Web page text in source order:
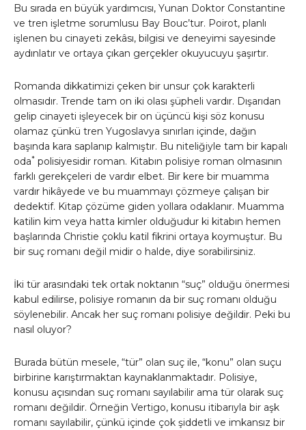
Bu sırada en büyük yardımcısı, Yunan Doktor Constantine
ve tren işletme sorumlusu Bay Bouc’tur. Poirot, planlı
işlenen bu cinayeti zekâsı, bilgisi ve deneyimi sayesinde
aydınlatır ve ortaya çıkan gerçekler okuyucuyu şaşırtır.
Romanda dikkatimizi çeken bir unsur çok karakterli
olmasıdır. Trende tam on iki olası şüpheli vardır. Dışarıdan
gelip cinayeti işleyecek bir on üçüncü kişi söz konusu
olamaz çünkü tren Yugoslavya sınırları içinde, dağın
başında kara saplanıp kalmıştır. Bu niteliğiyle tam bir kapalı
oda* polisiyesidir roman. Kitabın polisiye roman olmasının
farklı gerekçeleri de vardır elbet. Bir kere bir muamma
vardır hikâyede ve bu muammayı çözmeye çalışan bir
dedektif. Kitap çözüme giden yollara odaklanır. Muamma
katilin kim veya hatta kimler olduğudur ki kitabın hemen
başlarında Christie çoklu katil fikrini ortaya koymuştur. Bu
bir suç romanı değil midir o halde, diye sorabilirsiniz.
İki tür arasındaki tek ortak noktanın “suç” olduğu önermesi
kabul edilirse, polisiye romanın da bir suç romanı olduğu
söylenebilir. Ancak her suç romanı polisiye değildir. Peki bu
nasıl oluyor?
Burada bütün mesele, “tür” olan suç ile, “konu” olan suçu
birbirine karıştırmaktan kaynaklanmaktadır. Polisiye,
konusu açısından suç romanı sayılabilir ama tür olarak suç
romanı değildir. Örneğin Vertigo, konusu itibarıyla bir aşk
romanı sayılabilir, çünkü içinde çok şiddetli ve imkansız bir